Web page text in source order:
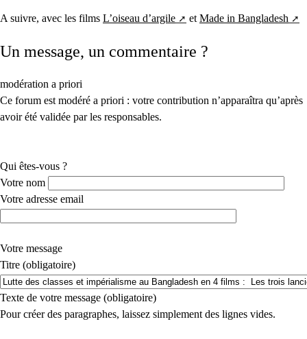
A suivre, avec les films L’oiseau d’argile et Made in Bangladesh
Un message, un commentaire ?
modération a priori
Ce forum est modéré a priori : votre contribution n’apparaîtra qu’après
avoir été validée par les responsables.
Qui êtes-vous ?
Votre nom
Votre adresse email
Votre message
Titre (obligatoire)
Texte de votre message (obligatoire)
Pour créer des paragraphes, laissez simplement des lignes vides.